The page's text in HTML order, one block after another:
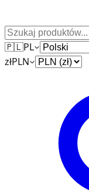
🇵🇱PL
złPLN